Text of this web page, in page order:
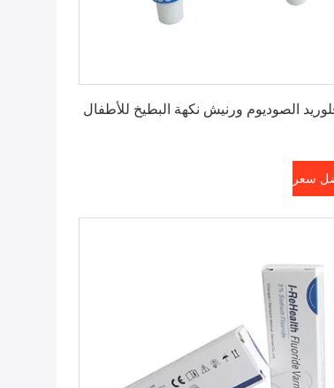
5٪ فلوريد الصوديوم ورنيش نكهة البطيخ للأطفال
سعر